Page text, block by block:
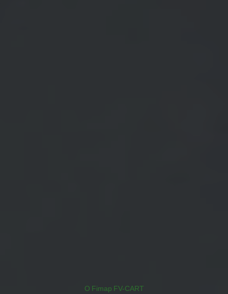
O Fimap FV-CART